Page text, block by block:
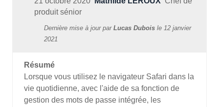
produit sénior
Dernière mise à jour par Lucas Dubois le 12 janvier
2021
Résumé
Lorsque vous utilisez le navigateur Safari dans la
vie quotidienne, avec l'aide de sa fonction de
gestion des mots de passe intégrée, les